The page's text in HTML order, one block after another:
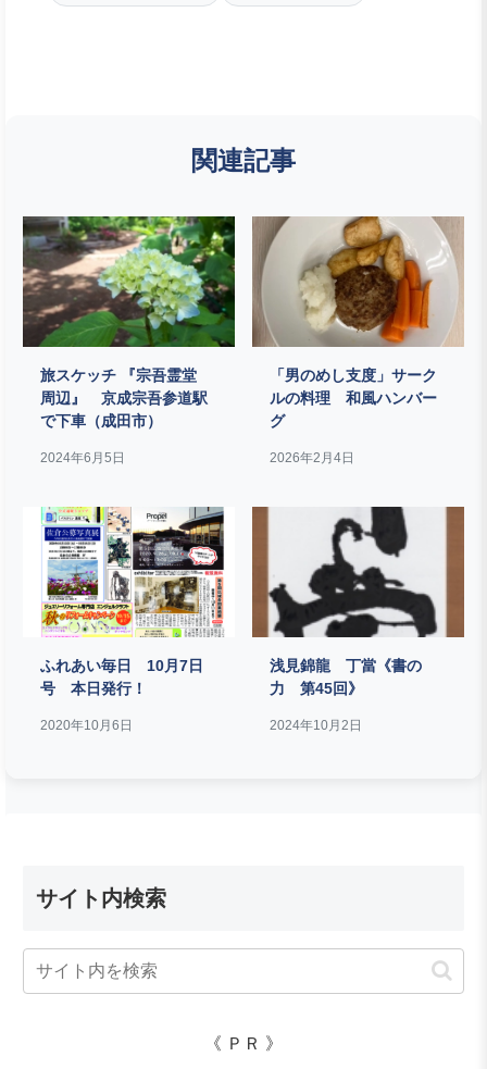
関連記事
旅スケッチ 『宗吾霊堂
周辺』 京成宗吾参道駅
で下車（成田市）
2024年6月5日
「男のめし支度」サーク
ルの料理 和風ハンバー
グ
2026年2月4日
ふれあい毎日 10月7日
号 本日発行！
2020年10月6日
浅見錦龍 丁當《書の
力 第45回》
2024年10月2日
サイト内検索
《 ＰＲ 》